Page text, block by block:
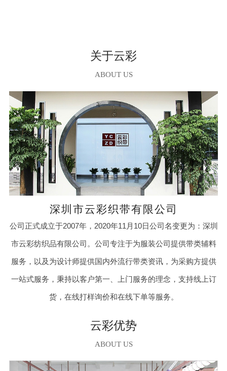
关于云彩
ABOUT US
深圳市云彩织带有限公司
公司正式成立于2007年，2020年11月10日公司名变更为：深圳
市云彩纺织品有限公司。公司专注于为服装公司提供带类辅料
服务，以及为设计师提供国内外流行带类资讯，为采购方提供
一站式服务，秉持以客户第一、上门服务的理念，支持线上订
货，在线打样询价和在线下单等服务。
云彩优势
ABOUT US